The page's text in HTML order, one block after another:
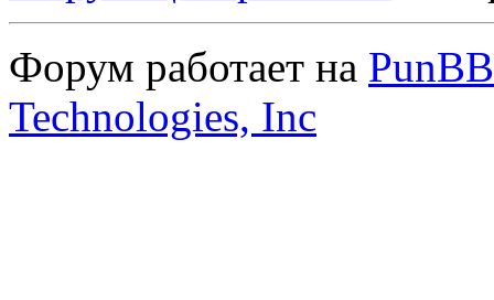
Форум работает на PunBB
Technologies, Inc